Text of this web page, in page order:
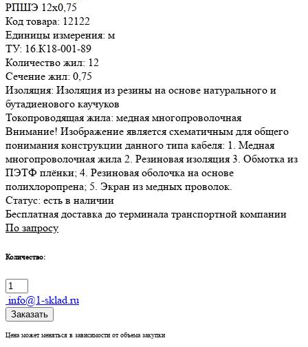
РПШЭ 12х0,75
Код товара: 12122
Единицы измерения: м
ТУ: 16.К18-001-89
Количество жил: 12
Сечение жил: 0,75
Изоляция: Изоляция из резины на основе натурального и
бутадиенового каучуков
Токопроводящая жила: медная многопроволочная
Внимание! Изображение является схематичным для общего
понимания конструкции данного типа кабеля: 1. Медная
многопроволочная жила 2. Резиновая изоляция 3. Обмотка из
ПЭТФ плёнки; 4. Резиновая оболочка на основе
полихлоропрена; 5. Экран из медных проволок.
Статус: есть в наличии
Бесплатная доставка до терминала транспортной компании
По запросу
Количество:
info@1-sklad.ru
Заказать
Цена может меняться в зависимости от объема закупки